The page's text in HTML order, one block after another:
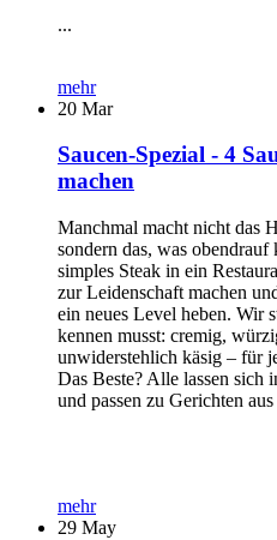
...
mehr
20 Mar
Saucen-Spezial - 4
machen
Manchmal macht nicht das
sondern das, was
simples Steak in ein
zur Leidenschaft machen
ein neues Level heben. Wir
kennen musst: cremig,
unwiderstehlich käsig – für
Das Beste? Alle lassen sich
und passen zu Gerichten
mehr
29 May